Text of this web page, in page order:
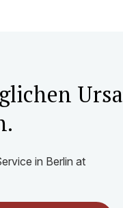
in Berlin at